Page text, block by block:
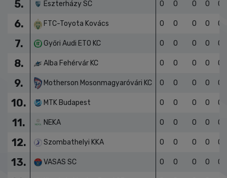
4. MOL Esztergom 0 0 0 0 0
5. Eszterházy SC 0 0 0 0 0
6. FTC-Toyota Kovács 0 0 0 0 0
7. Győri Audi ETO KC 0 0 0 0 0
8. Alba Fehérvár KC 0 0 0 0 0
9. Motherson Mosonmagyaróvári KC 0 0 0 0 0
10. MTK Budapest 0 0 0 0 0
11. NEKA 0 0 0 0 0
12. Szombathelyi KKA 0 0 0 0 0